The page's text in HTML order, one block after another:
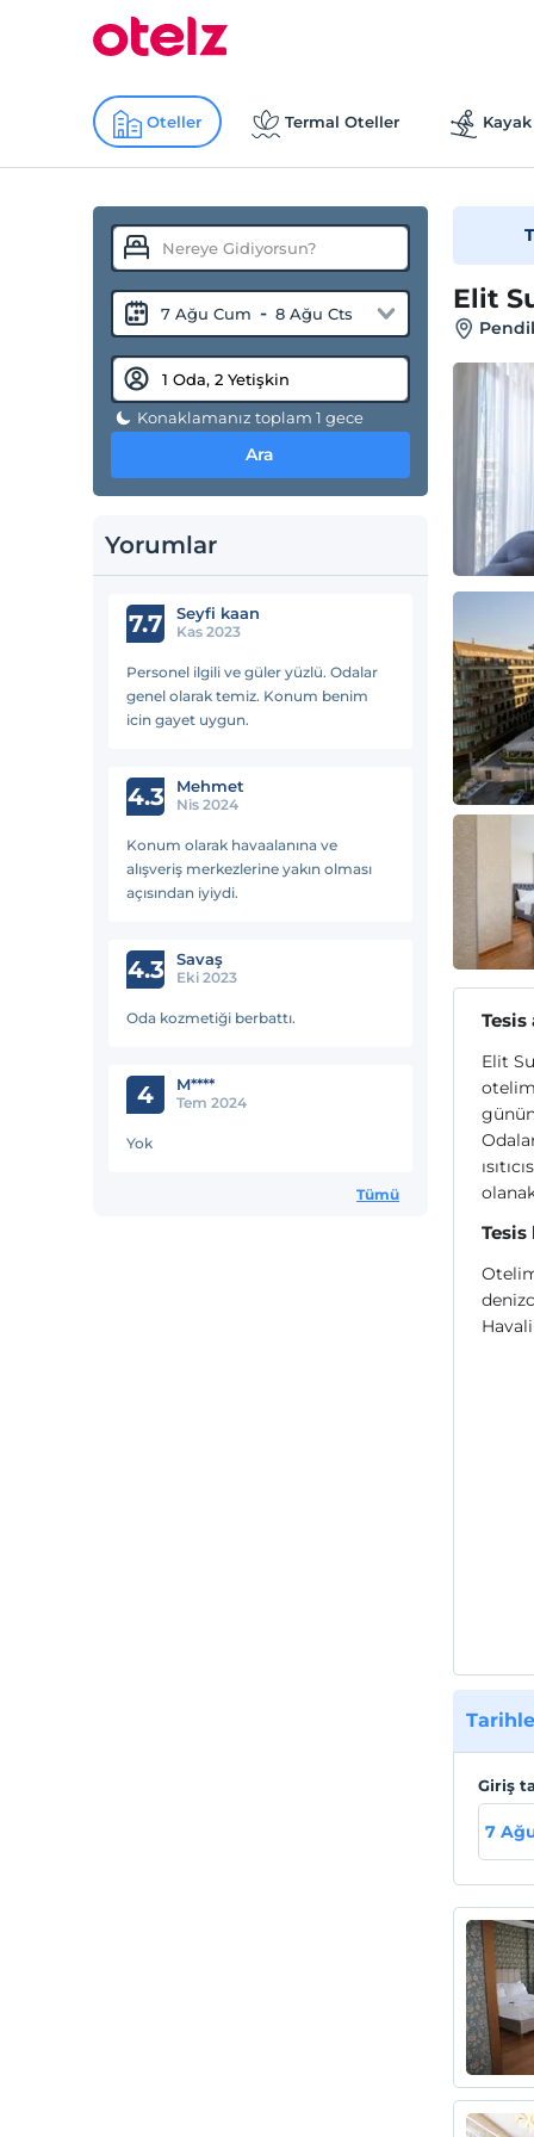
Oteller Termal Oteller
7 Ağu Cum - 8 Ağu Cts
Konaklamanız toplam 1 gece
Ara
Yorumlar
7.7 Seyfi kaan
Kas 2023
Personel ilgili ve güler yüzlü. Odalar
genel olarak temiz. Konum benim
icin gayet uygun.
4.3 Mehmet
Nis 2024
Konum olarak havaalanına ve
alışveriş merkezlerine yakın olması
açısından iyiydi.
4.3 Savaş
Eki 2023
Oda kozmetiği berbattı.
4 M****
Tem 2024
Yok
Tümü
Elit
Tesis
Elit
Giriş
7